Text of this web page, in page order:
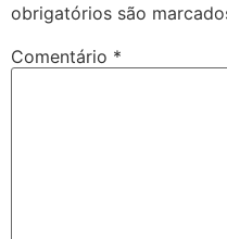
obrigatórios são
Comentário *